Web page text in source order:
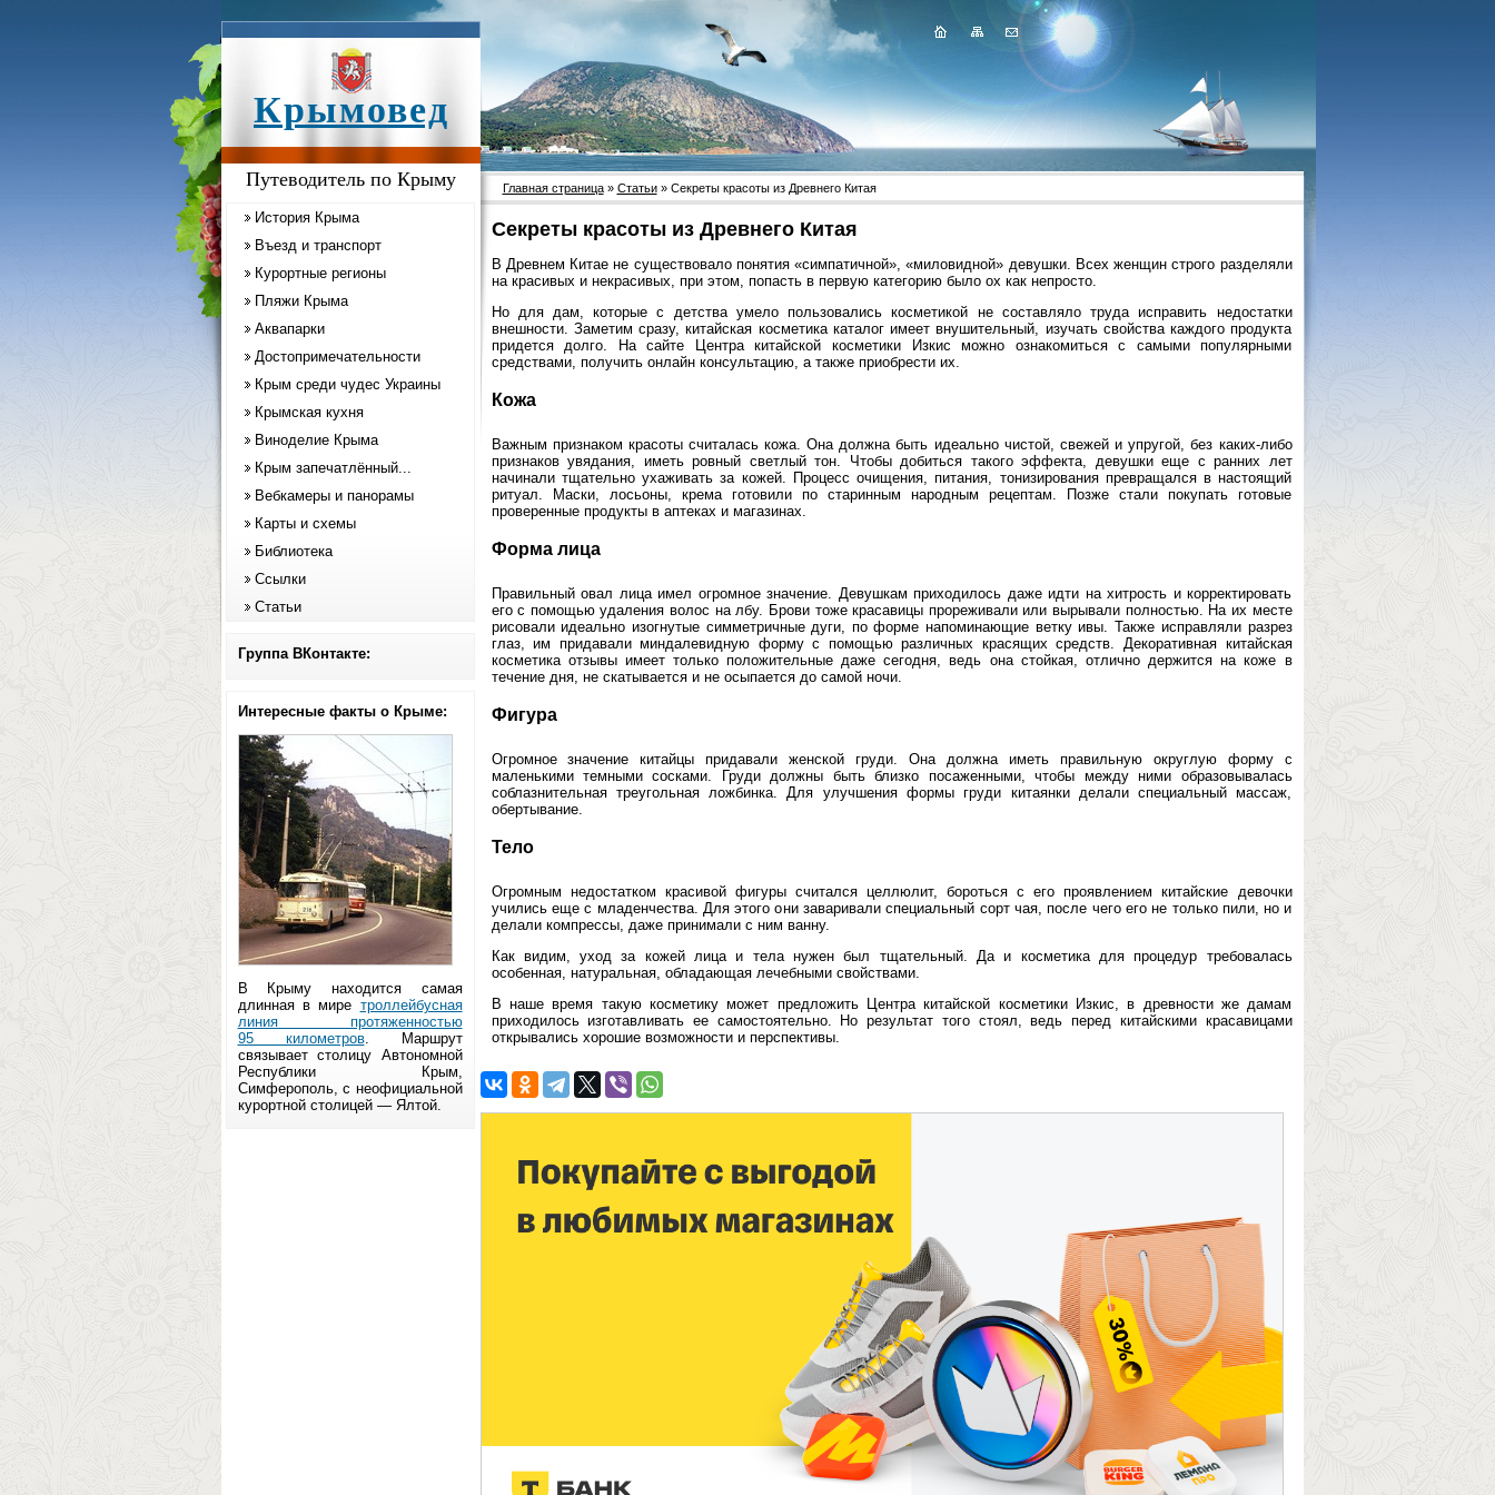
Крымовед
Путеводитель по Крыму
История Крыма
Въезд и транспорт
Курортные регионы
Пляжи Крыма
Аквапарки
Достопримечательности
Крым среди чудес Украины
Крымская кухня
Виноделие Крыма
Крым запечатлённый...
Вебкамеры и панорамы
Карты и схемы
Библиотека
Ссылки
Статьи
Группа ВКонтакте:
Интересные факты о Крыме:
В Крыму находится самая
длинная в мире троллейбусная
линия протяженностью
95 километров. Маршрут
связывает столицу Автономной
Республики Крым,
Симферополь, с неофициальной
курортной столицей — Ялтой.
Главная страница» Статьи» Секреты красоты из Древнего Китая
Секреты красоты из Древнего Китая
В Древнем Китае не существовало понятия «симпатичной», «миловидной» девушки. Всех женщин строго разделяли
на красивых и некрасивых, при этом, попасть в первую категорию было ох как непросто.
Но для дам, которые с детства умело пользовались косметикой не составляло труда исправить недостатки
внешности. Заметим сразу, китайская косметика каталог имеет внушительный, изучать свойства каждого продукта
придется долго. На сайте Центра китайской косметики Изкис можно ознакомиться с самыми популярными
средствами, получить онлайн консультацию, а также приобрести их.
Кожа
Важным признаком красоты считалась кожа. Она должна быть идеально чистой, свежей и упругой, без каких-либо
признаков увядания, иметь ровный светлый тон. Чтобы добиться такого эффекта, девушки еще с ранних лет
начинали тщательно ухаживать за кожей. Процесс очищения, питания, тонизирования превращался в настоящий
ритуал. Маски, лосьоны, крема готовили по старинным народным рецептам. Позже стали покупать готовые
проверенные продукты в аптеках и магазинах.
Форма лица
Правильный овал лица имел огромное значение. Девушкам приходилось даже идти на хитрость и корректировать
его с помощью удаления волос на лбу. Брови тоже красавицы прореживали или вырывали полностью. На их месте
рисовали идеально изогнутые симметричные дуги, по форме напоминающие ветку ивы. Также исправляли разрез
глаз, им придавали миндалевидную форму с помощью различных красящих средств. Декоративная китайская
косметика отзывы имеет только положительные даже сегодня, ведь она стойкая, отлично держится на коже в
течение дня, не скатывается и не осыпается до самой ночи.
Фигура
Огромное значение китайцы придавали женской груди. Она должна иметь правильную округлую форму с
маленькими темными сосками. Груди должны быть близко посаженными, чтобы между ними образовывалась
соблазнительная треугольная ложбинка. Для улучшения формы груди китаянки делали специальный массаж,
обертывание.
Тело
Огромным недостатком красивой фигуры считался целлюлит, бороться с его проявлением китайские девочки
учились еще с младенчества. Для этого они заваривали специальный сорт чая, после чего его не только пили, но и
делали компрессы, даже принимали с ним ванну.
Как видим, уход за кожей лица и тела нужен был тщательный. Да и косметика для процедур требовалась
особенная, натуральная, обладающая лечебными свойствами.
В наше время такую косметику может предложить Центра китайской косметики Изкис, в древности же дамам
приходилось изготавливать ее самостоятельно. Но результат того стоял, ведь перед китайскими красавицами
открывались хорошие возможности и перспективы.